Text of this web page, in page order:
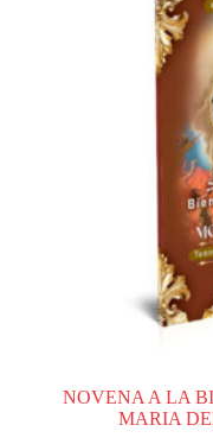
NOVENA A LA
MARIA